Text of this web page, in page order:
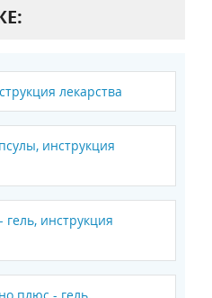
лекарства
инструкция
инструкция